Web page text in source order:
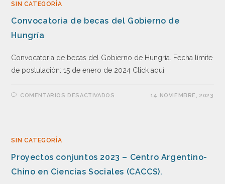
SIN CATEGORÍA
Convocatoria de becas del Gobierno de
Hungría
Convocatoria de becas del Gobierno de Hungría. Fecha límite
de postulación: 15 de enero de 2024 Click aquí.
COMENTARIOS DESACTIVADOS 14 NOVIEMBRE, 2023
SIN CATEGORÍA
Proyectos conjuntos 2023 – Centro Argentino-
Chino en Ciencias Sociales (CACCS).